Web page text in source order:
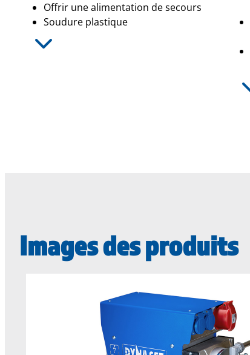
Offrir une alimentation de secours
Soudure plastique
Images des produits